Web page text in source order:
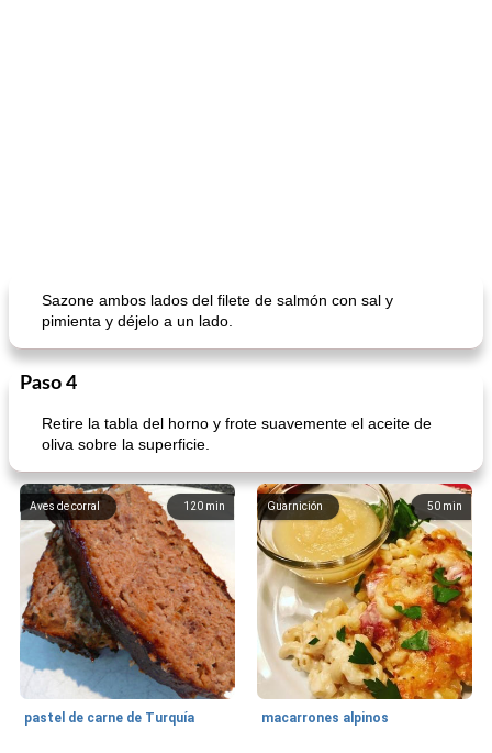
Sazone ambos lados del filete de salmón con sal y
pimienta y déjelo a un lado.
Paso 4
Retire la tabla del horno y frote suavemente el aceite de
oliva sobre la superficie.
120 min
Aves de corral
pastel de carne de Turquía
50 min
Guarnición
macarrones alpinos